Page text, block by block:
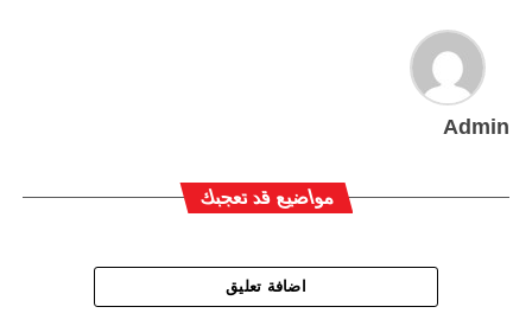
Admin
مواضيع قد تعجبك
اضافة تعليق